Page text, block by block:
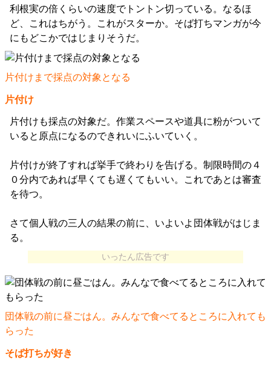
利根実の倍くらいの速度でトントン切っている。なるほ
ど、これはちがう。これがスターか。そば打ちマンガが今
にもどこかではじまりそうだ。
片付けまで採点の対象となる
片付け
片付けも採点の対象だ。作業スペースや道具に粉がついて
いると原点になるのできれいにふいていく。
片付けが終了すれば挙手で終わりを告げる。制限時間の４
０分内であれば早くても遅くてもいい。これであとは審査
を待つ。
さて個人戦の三人の結果の前に、いよいよ団体戦がはじま
る。
いったん広告です
団体戦の前に昼ごはん。みんなで食べてるところに入れても
らった
そば打ちが好き